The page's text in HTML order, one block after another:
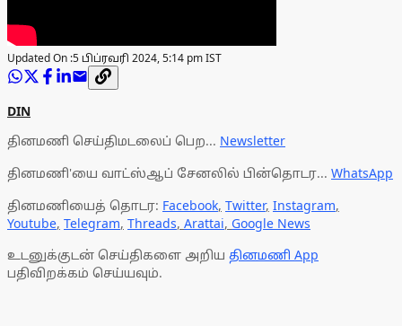
Updated On :5 பிப்ரவரி 2024, 5:14 pm IST
DIN
தினமணி செய்திமடலைப் பெற... Newsletter
தினமணி'யை வாட்ஸ்ஆப் சேனலில் பின்தொடர... WhatsApp
தினமணியைத் தொடர: Facebook, Twitter, Instagram,
Youtube, Telegram, Threads, Arattai, Google News
உடனுக்குடன் செய்திகளை அறிய தினமணி App
பதிவிறக்கம் செய்யவும்.